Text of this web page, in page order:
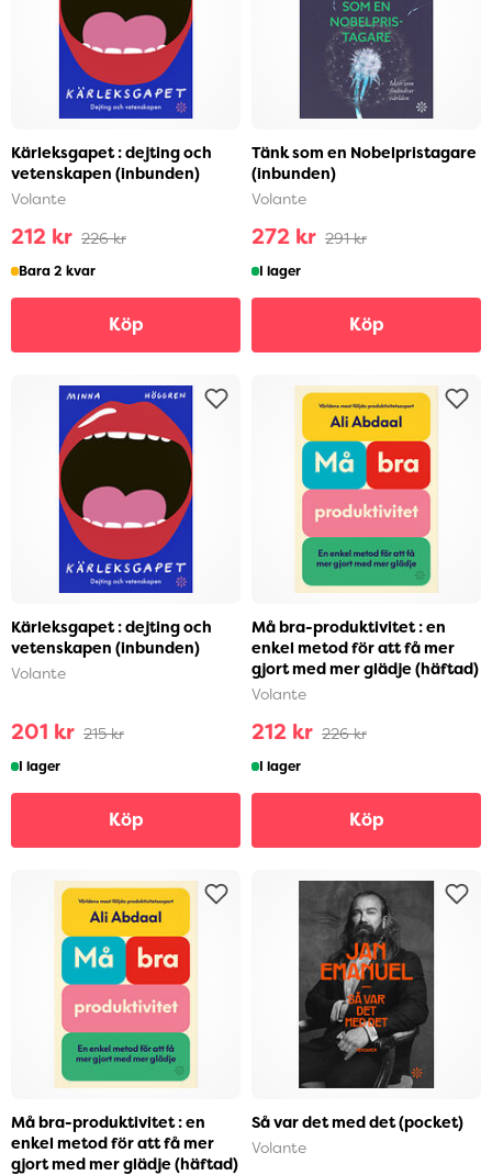
Kärleksgapet : dejting och
vetenskapen (inbunden)
Volante
212 kr 226 kr
Bara 2 kvar
Köp
Tänk som en Nobelpristagare
(inbunden)
Volante
272 kr 291 kr
I lager
Köp
Kärleksgapet : dejting och
vetenskapen (inbunden)
Volante
201 kr 215 kr
I lager
Köp
Må bra-produktivitet : en
enkel metod för att få mer
gjort med mer glädje (häftad)
Volante
212 kr 226 kr
I lager
Köp
Må bra-produktivitet : en
enkel metod för att få mer
gjort med mer glädje (häftad)
Så var det med det (pocket)
Volante